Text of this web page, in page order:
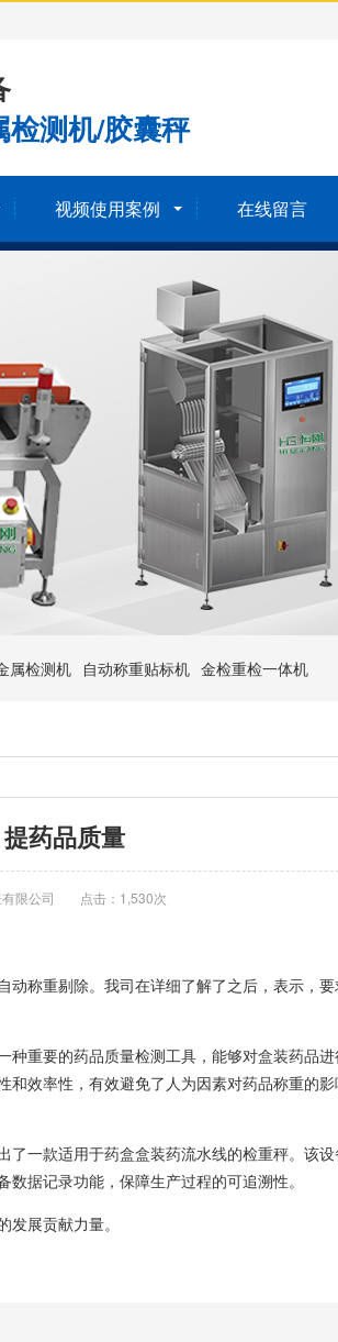
测机/胶囊秤
视频使用案例 在线留言
属检测机 自动称重贴标机 金检重检一体机
药品质量
限公司 点击： 1,530次
称重剔除。我司在详细了解了之后，表示，要
种重要的药品质量检测工具，能够对盒装药品
效率性，有效避免了人为因素对药品称重的
一款适用于药盒盒装药流水线的检重秤。该
据记录功能，保障生产过程的可追溯性。
展贡献力量。